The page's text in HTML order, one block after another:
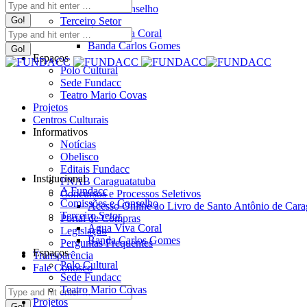
Comissões e Conselho
Terceiro Setor
Água Viva Coral
Banda Carlos Gomes
Espaços
Polo Cultural
Sede Fundacc
Teatro Mario Covas
Projetos
Centros Culturais
Informativos
Notícias
Obelisco
Editais Fundacc
PNAB Caraguatatuba
Concursos e Processos Seletivos
Acesso Online ao Livro de Santo Antônio de
Portal de Compras
Legislação
Perguntas Frequentes
Transparência
Fale Conosco
Search:
Search:
Search:
Institucional
A Fundacc
Comissões e Conselho
Terceiro Setor
Água Viva Coral
Banda Carlos Gomes
Espaços
Polo Cultural
Sede Fundacc
Teatro Mario Covas
Projetos